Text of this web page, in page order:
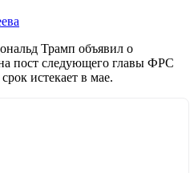
Трамп объявил о
пост следующего главы ФРС
истекает в мае.